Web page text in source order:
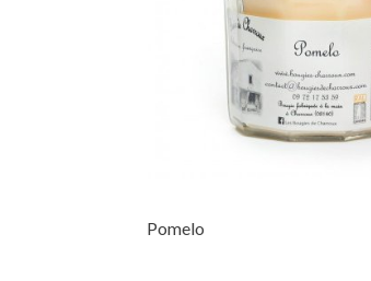
Pomelo